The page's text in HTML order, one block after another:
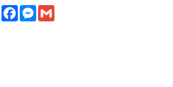
FacebookMessenger
Gmail